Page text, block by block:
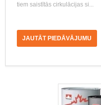
tiem saistītās cirkulācijas si...
JAUTĀT PIEDĀVĀJUMU